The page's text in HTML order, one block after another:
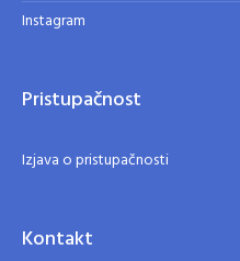
Instagram
Pristupačnost
Izjava o pristupačnosti
Kontakt